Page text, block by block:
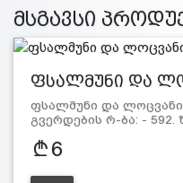
მსგავსი
ფსალმუნი და
ფსალმუნი და
გვერდების რ-ბა: - 592.
6